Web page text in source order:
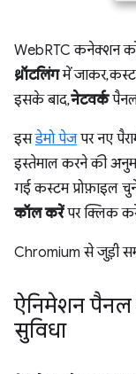
WebRTC कनेक्शन
थ्रॉटलिंगमें जाकर,
इसके बाद,नेटवर्क
इसडेमो पेजपर नए
इस्तेमाल करने की
गई कस्टम प्रोफ़ाइल
कॉल करेंपर क्लिक
Chromium से जुड़ी
ऐनिमेशन पैनल
सुविधा